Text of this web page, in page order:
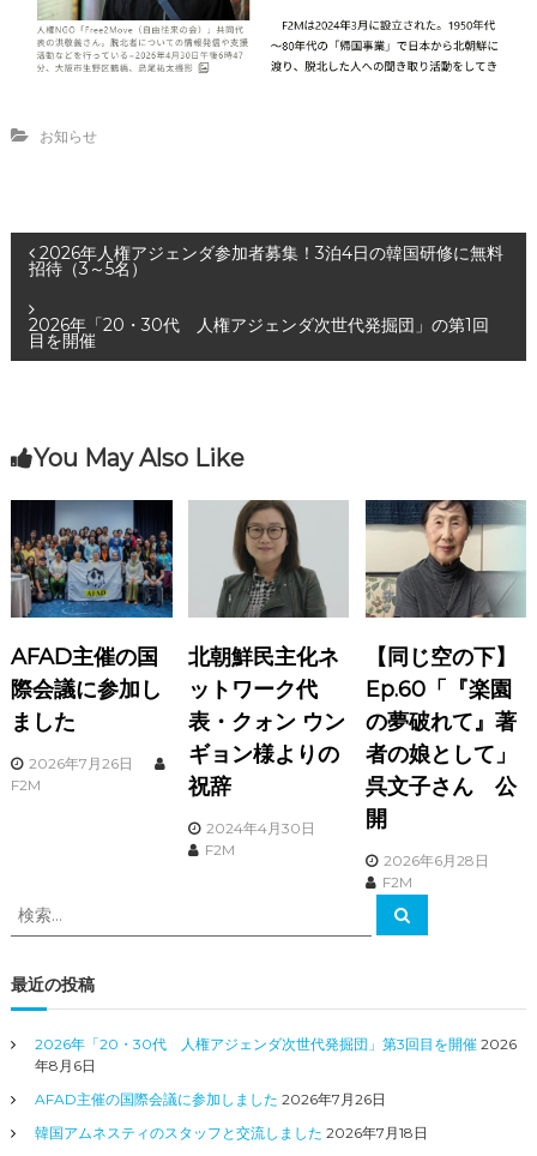
お知らせ
投
稿
ナ
ゲ
ー
シ
ョ
ン
2026年人権アジェンダ参加者募集！3泊4日の韓国研修に無料
招待（3～5名）
2026年「20・30代 人権アジェンダ次世代発掘団」の第1回
目を開催
You May Also Like
AFAD主催の国
際会議に参加し
ました
2026年7月26日
F2M
北朝鮮民主化ネ
ットワーク代
表・クォン ウン
ギョン様よりの
祝辞
2024年4月30日
F2M
【同じ空の下】
Ep.60「『楽園
の夢破れて』著
者の娘として」
呉文子さん 公
開
2026年6月28日
F2M
検
索
象
:
検
索
最近の投稿
2026年「20・30代 人権アジェンダ次世代発掘団」第3回目を開催 2026
年8月6日
AFAD主催の国際会議に参加しました 2026年7月26日
韓国アムネスティのスタッフと交流しました 2026年7月18日